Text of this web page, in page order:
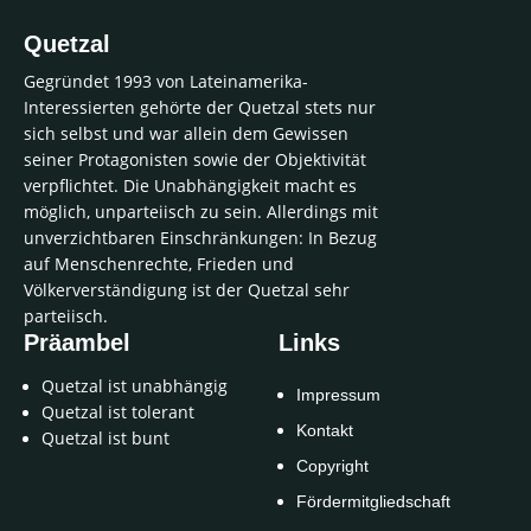
Quetzal
Gegründet 1993 von Lateinamerika-
Interessierten gehörte der Quetzal stets nur
sich selbst und war allein dem Gewissen
seiner Protagonisten sowie der Objektivität
verpflichtet. Die Unabhängigkeit macht es
möglich, unparteiisch zu sein. Allerdings mit
unverzichtbaren Einschränkungen: In Bezug
auf Menschenrechte, Frieden und
Völkerverständigung ist der Quetzal sehr
parteiisch.
Präambel
Quetzal ist unabhängig
Quetzal ist tolerant
Quetzal ist bunt
Links
Impressum
Kontakt
Copyright
Fördermitgliedschaft